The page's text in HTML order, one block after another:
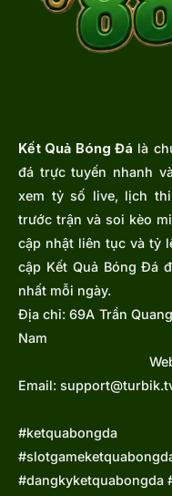
1,851
1,845
1,844
1,843
1,842
1,841
1,840
1,838
1,836
1,835
Kết Quả Bóng Đá là
đá trực tuyến nhanh
xem tỷ số live, lịch
trước trận và soi kèo
cập nhật liên tục và tỷ
cập Kết Quả Bóng Đá
nhất mỗi ngày.
Địa chỉ:69A Trần
Nam
Email:
#dangkyketquabongda